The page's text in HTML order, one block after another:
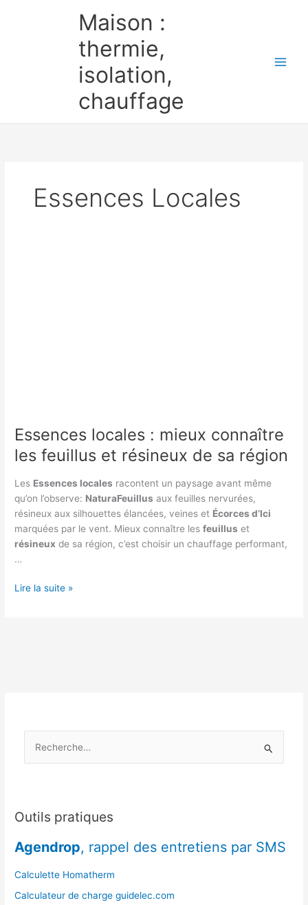
Maison :
thermie,
isolation,
chauffage
Essences Locales
Essences locales : mieux connaître
les feuillus et résineux de sa région
Les Essences locales racontent un paysage avant même
qu’on l’observe: NaturaFeuillus aux feuilles nervurées,
résineux aux silhouettes élancées, veines et Écorces d’Ici
marquées par le vent. Mieux connaître lesfeuillus et
résineux de sa région, c’est choisir un chauffage performant,
…
Essences
région
Lire la suite »
e
c
h
Outils pratiques
Agendrop, rappel des entretiens par SMS
Calculette Homatherm
Calculateur de charge guidelec.com